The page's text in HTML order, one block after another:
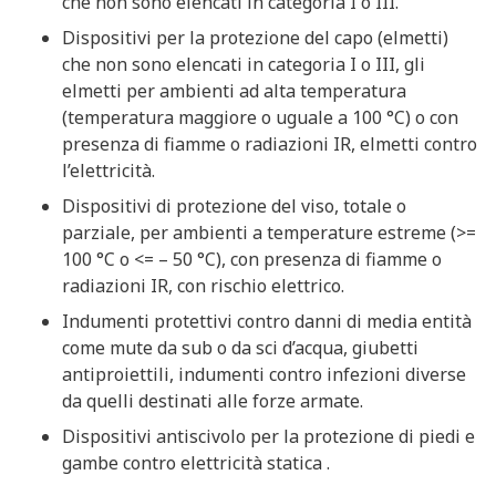
Dispositivi per la protezione del capo (elmetti)
che non sono elencati in categoria I o III, gli
elmetti per ambienti ad alta temperatura
(temperatura maggiore o uguale a 100 °C) o con
presenza di fiamme o radiazioni IR, elmetti contro
l’elettricità.
Dispositivi di protezione del viso, totale o
parziale, per ambienti a temperature estreme (>=
100 °C o <= – 50 °C), con presenza di fiamme o
radiazioni IR, con rischio elettrico.
Indumenti protettivi contro danni di media entità
come mute da sub o da sci d’acqua, giubetti
antiproiettili, indumenti contro infezioni diverse
da quelli destinati alle forze armate.
Dispositivi antiscivolo per la protezione di piedi e
gambe contro elettricità statica .